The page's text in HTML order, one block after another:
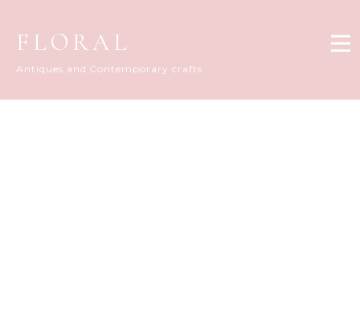
FLORAL
Antiques and Contemporary crafts